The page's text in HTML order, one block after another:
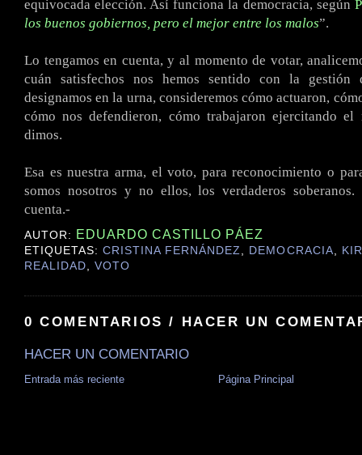
equivocada elección. Así funciona la democracia, según
los buenos gobiernos, pero el mejor entre los malos”.
Lo tengamos en cuenta, y al momento de votar,
cuán satisfechos nos hemos sentido con la gestión
designamos en la urna, consideremos cómo actuaron,
cómo nos defendieron, cómo trabajaron ejercitando el
dimos.
Esa es nuestra arma, el voto, para reconocimiento o
somos nosotros y no ellos, los verdaderos soberanos.
cuenta.-
AUTOR: EDUARDO CASTILLO PÁEZ
ETIQUETAS:CRISTINA FERNÁNDEZ, DEMOCRACIA,
REALIDAD,VOTO
0 COMENTARIOS / HACER UN
HACER UN COMENTARIO
Entrada más reciente Página Principal